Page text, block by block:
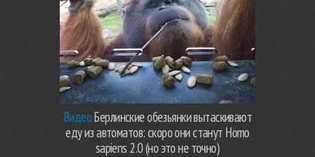
ВидеоБерлинские обезьянки вытаскивают
еду из автоматов: скоро они станут Homo
sapiens 2.0 (но это не точно)